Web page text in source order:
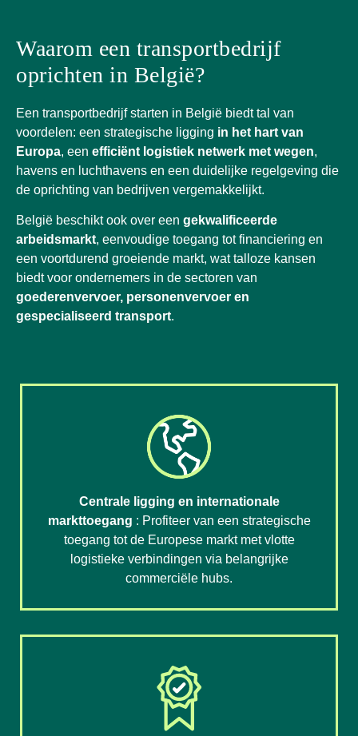
Waarom een transportbedrijf
oprichten in België?
Een transportbedrijf starten in België biedt tal van
voordelen: een strategische ligging in het hart van
Europa, een efficiënt logistiek netwerk met wegen,
havens en luchthavens en een duidelijke regelgeving die
de oprichting van bedrijven vergemakkelijkt.
België beschikt ook over een gekwalificeerde
arbeidsmarkt, eenvoudige toegang tot financiering en
een voortdurend groeiende markt, wat talloze kansen
biedt voor ondernemers in de sectoren van
goederenvervoer, personenvervoer en
gespecialiseerd transport.
Centrale ligging en internationale
markttoegang : Profiteer van een strategische
toegang tot de Europese markt met vlotte
logistieke verbindingen via belangrijke
commerciële hubs.